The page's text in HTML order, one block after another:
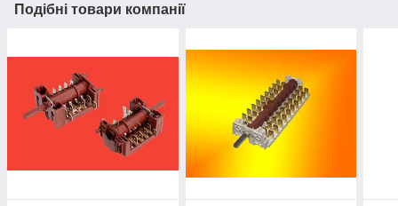
Подібні товари компанії